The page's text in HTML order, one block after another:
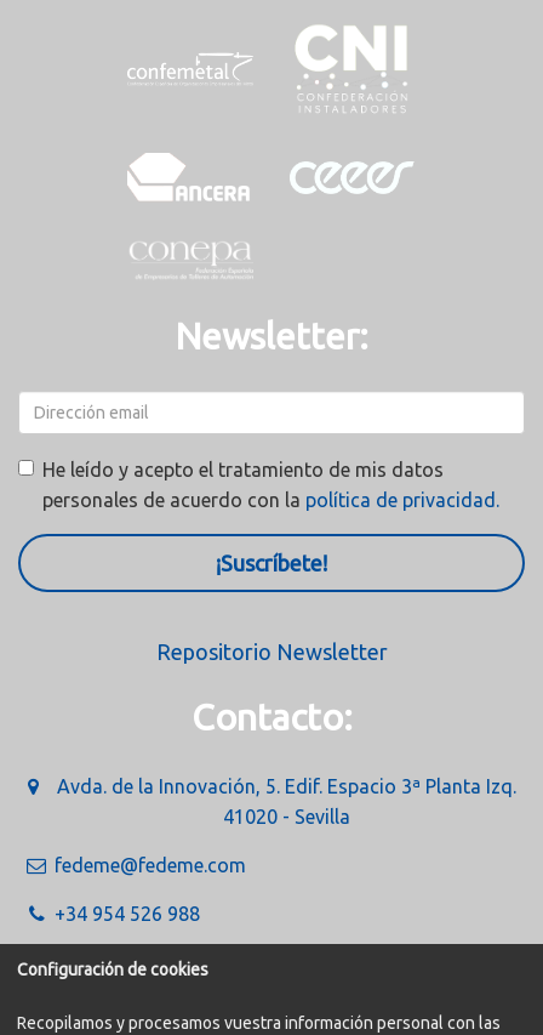
Newsletter:
He leído y acepto el tratamiento de mis datos
personales de acuerdo con la política de privacidad.
¡Suscríbete!
Repositorio Newsletter
Contacto:
Avda. de la Innovación, 5. Edif. Espacio 3ª Planta Izq.
41020 - Sevilla
fedeme@fedeme.com
+34 954 526 988
Configuración de cookies
Recopilamos y procesamos vuestra información personal con las